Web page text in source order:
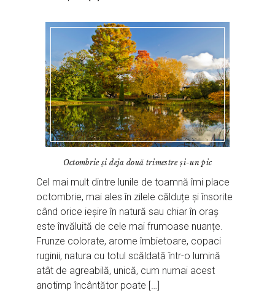
Octombrie și deja două trimestre și-un pic
Cel mai mult dintre lunile de toamnă îmi place
octombrie, mai ales în zilele călduțe și însorite
când orice ieșire în natură sau chiar în oraș
este învăluită de cele mai frumoase nuanțe.
Frunze colorate, arome îmbietoare, copaci
ruginii, natura cu totul scăldată într-o lumină
atât de agreabilă, unică, cum numai acest
anotimp încântător poate […]